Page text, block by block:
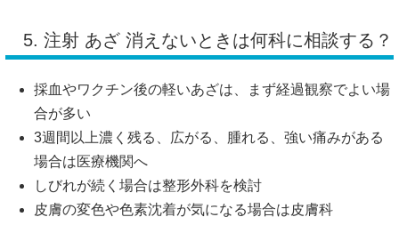
5. 注射 あざ 消えないときは何科に相談する？
採血やワクチン後の軽いあざは、まず経過観察でよい場
合が多い
3週間以上濃く残る、広がる、腫れる、強い痛みがある
場合は医療機関へ
しびれが続く場合は整形外科を検討
皮膚の変色や色素沈着が気になる場合は皮膚科